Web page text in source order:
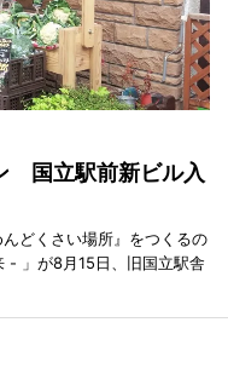
国立駅前新ビル入
どくさい場所』をつくるの
- 」が8月15日、旧国立駅舎